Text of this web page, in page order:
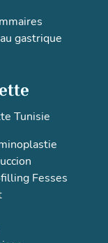
gastrique
Tunisie
Fesses